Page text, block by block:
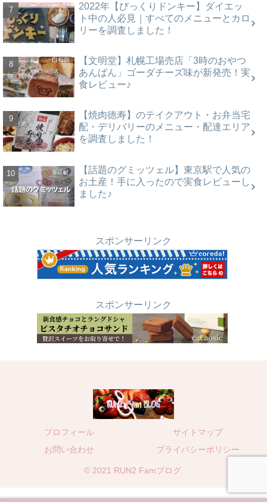
2022年【びっくりドンキー】ダイエッ
ト中の人必見｜すべてのメニューとカロ
リーを調査しました！
【文明堂】札幌工場売店「3時のおやつ
あんぱん」ゴーダチーズ味が新発売！実
食レビュー♪
【焼肉徳寿】のテイクアウト・お弁当宅
配・デリバリーのメニュー・配達エリア
を調査しました！
【話題のグミッツェル】東京駅で人気の
お土産！手に入ったので実食レビューし
ました♪
スポンサーリンク
スポンサーリンク
プロフィール
サイトマップ
お問い合わせ
プライバシーポリシー
© 2021 RUN2 Famブログ.